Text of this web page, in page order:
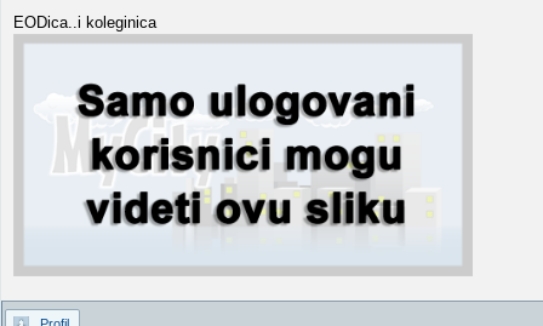
EODica..i koleginica